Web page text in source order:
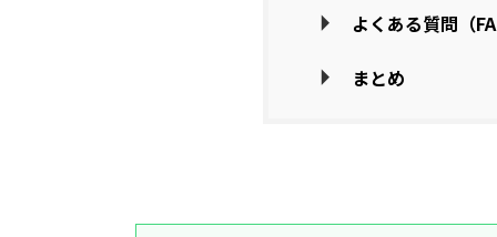
よくある質問（
まとめ